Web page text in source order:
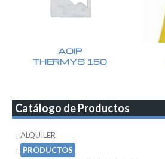
AOIP
THERMYS 150
Catálogo de Productos
ALQUILER
PRODUCTOS